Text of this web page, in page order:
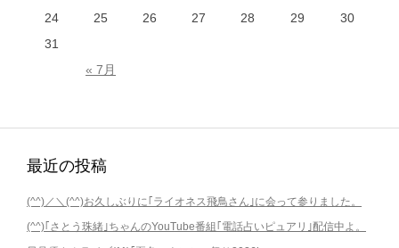
« 7月
24
25 26 27 28 29
30
31
最近の投稿
(^^)／＼(^^)お久しぶりに｢ライオネス飛鳥さん｣に会って参りました。
(^^)｢さとう珠緒｣ちゃんのYouTube番組｢電話占いピュアリ｣配信中よ。